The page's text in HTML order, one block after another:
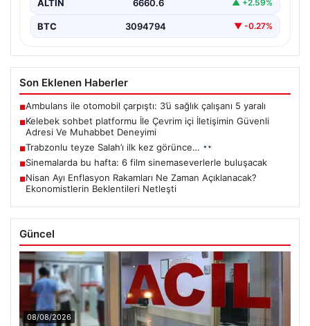
ALTIN 6660.6 ▲ +2.59%
BTC 3094794 ▼ -0.27%
Son Eklenen Haberler
■Ambulans ile otomobil çarpıştı: 3’ü sağlık çalışanı 5 yaralı
■Kelebek sohbet platformu İle Çevrim içi İletişimin Güvenli
Adresi Ve Muhabbet Deneyimi
■Trabzonlu teyze Salah’ı ilk kez görünce…
■Sinemalarda bu hafta: 6 film sinemaseverlerle buluşacak
■Nisan Ayı Enflasyon Rakamları Ne Zaman Açıklanacak?
Ekonomistlerin Beklentileri Netleşti
Güncel
08/08/2026